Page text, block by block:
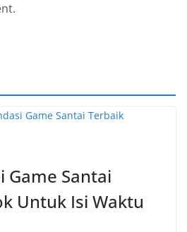
Game Santai
Untuk Isi Waktu